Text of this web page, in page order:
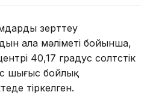
зерттеу
ала мәліметі бойынша,
40,17 градус солтүстік
шығыс бойлық
тіркелген.